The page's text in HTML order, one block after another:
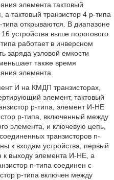
элемента тактовый
а тактовый транзистор 4 p-типа
открываются. В диапазоне
устройства выше порогового
работает в инверсном
заряда узловой емкости
также время
элемента.
И на КМДП транзисторах,
элемент, тактовый
р-типа, элемент И-НЕ
р-типа, включенный между
элемента, и ключевую цепь,
транзисторов n-
к входам устройства, первый
к выходу элемента И-НЕ, а
n-типа соединен с
р-типа включен между